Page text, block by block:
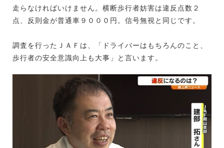
走らなければいけません。横断歩行者妨害は違反点数２
点、反則金が普通車９０００円。信号無視と同じです。
調査を行ったＪＡＦは、「ドライバーはもちろんのこと、
歩行者の安全意識向上も大事」と言います。